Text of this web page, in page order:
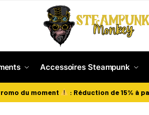
Accessoires Steampunk
du moment : Réduction de 15% à